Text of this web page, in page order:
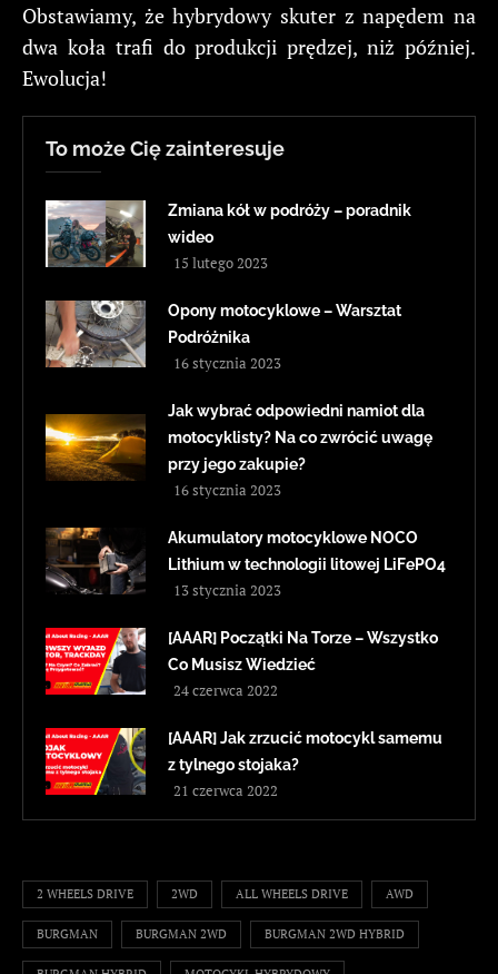
Obstawiamy, że hybrydowy skuter z napędem na
dwa koła trafi do produkcji prędzej, niż później.
Ewolucja!
To może Cię zainteresuje
Zmiana kół w podróży – poradnik
wideo
15 lutego 2023
Opony motocyklowe – Warsztat
Podróżnika
16 stycznia 2023
Jak wybrać odpowiedni namiot dla
motocyklisty? Na co zwrócić uwagę
przy jego zakupie?
16 stycznia 2023
Akumulatory motocyklowe NOCO
Lithium w technologii litowej LiFePO4
13 stycznia 2023
[AAAR] Początki Na Torze – Wszystko
Co Musisz Wiedzieć
24 czerwca 2022
[AAAR] Jak zrzucić motocykl samemu
z tylnego stojaka?
21 czerwca 2022
2 WHEELS DRIVE 2WD ALL WHEELS DRIVE AWD
BURGMAN BURGMAN 2WD BURGMAN 2WD HYBRID